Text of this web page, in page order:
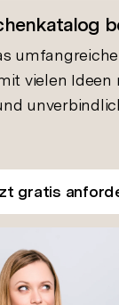
vielen Ideen
gratis